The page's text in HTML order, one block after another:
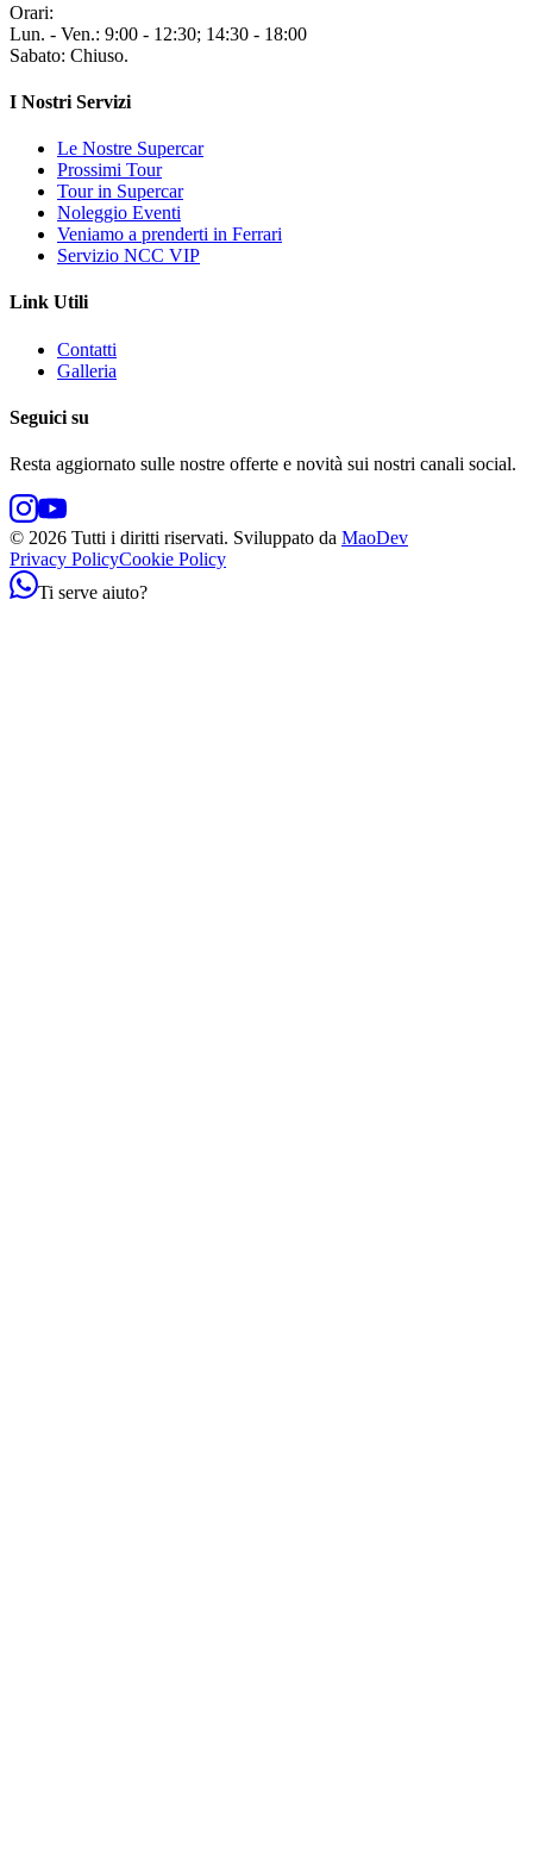
Orari:
Lun. - Ven.: 9:00 - 12:30; 14:30 - 18:00
Sabato: Chiuso.
I Nostri Servizi
Le Nostre Supercar
Prossimi Tour
Tour in Supercar
Noleggio Eventi
Veniamo a prenderti in Ferrari
Servizio NCC VIP
Link Utili
Contatti
Galleria
Seguici su
Resta aggiornato sulle nostre offerte e novità sui nostri canali social.
© 2026 Tutti i diritti riservati. Sviluppato da MaoDev
Privacy PolicyCookie Policy
Ti serve aiuto?